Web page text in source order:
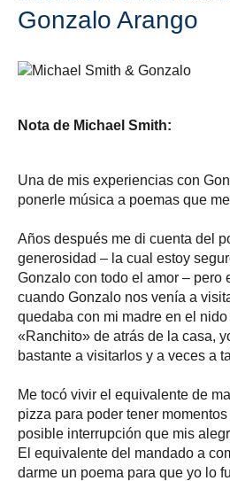
Gonzalo Arango
Nota de Michael Smith:
Una de mis experiencias con
ponerle música a poemas que
Años después me di cuenta del
generosidad – la cual estoy
Gonzalo con todo el amor – pero
cuando Gonzalo nos venía a
quedaba con mi madre en el nido
«Ranchito» de atrás de la casa,
bastante a visitarlos y a veces a
Me tocó vivir el equivalente de
pizza para poder tener
posible interrupción que mis
El equivalente del mandado a
darme un poema para que yo lo